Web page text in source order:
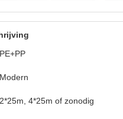
PE+PP
Modern
2*25m, 4*25m of zonodig